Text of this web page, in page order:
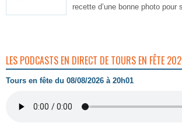
recette d’une bonne photo pour
LES PODCASTS EN DIRECT DE TOURS EN FÊTE
Tours en fête du 08/08/2026 à 20h01